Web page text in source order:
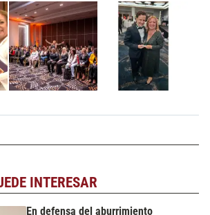
INTERESAR
En defensa del aburrimiento